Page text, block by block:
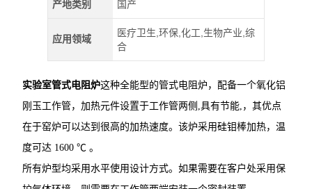
产地类别 国产
应用领域
医疗卫生,环保,化工,生物产业,综
合
实验室管式电阻炉这种全能型的管式电阻炉，配备一个氧化铝
刚玉工作管，加热元件设置于工作管两侧,具有节能,，其优点
在于窑炉可以达到很高的加热速度。该炉采用硅钼棒加热，温
度可达 1600 ℃ 。
所有炉型均采用水平使用设计方式。如果需要在客户处采用保